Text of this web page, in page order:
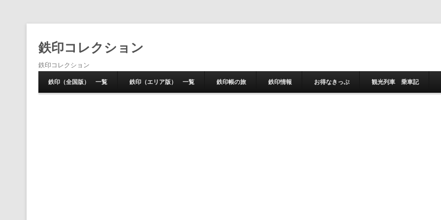
鉄印コレクション
鉄印コレクション
鉄印（全国版） 一覧 鉄印（エリア版） 一覧 鉄印帳の旅 鉄印情報 お得なきっぷ 観光列車 乗車記